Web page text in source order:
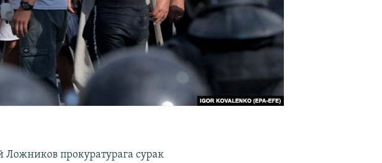
прокуратурага сурак